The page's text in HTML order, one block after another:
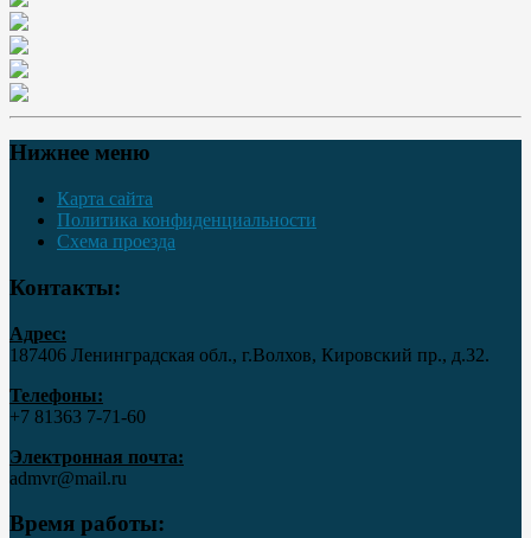
Нижнее меню
Карта сайта
Политика конфиденциальности
Схема проезда
Контакты:
Адрес:
187406 Ленинградская обл., г.Волхов, Кировский пр., д.32.
Телефоны:
+7 81363 7‑71-60
Электронная почта:
admvr@mail.ru
Время работы: